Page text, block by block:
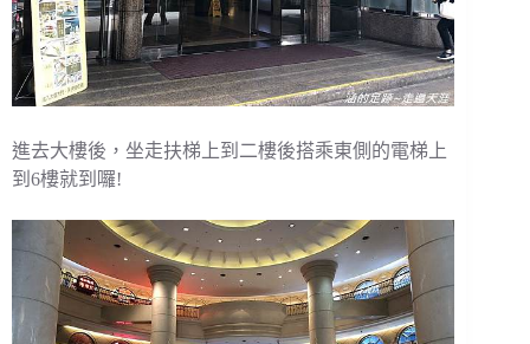
進去大樓後，坐走扶梯上到二樓後搭乘東側的電梯上
到6樓就到囉!